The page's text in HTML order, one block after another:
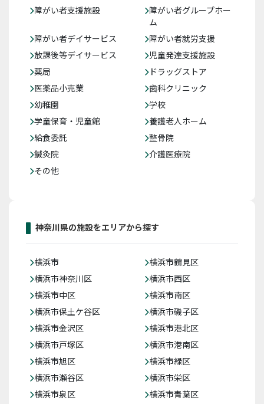
障がい者支援施設
障がい者グループホー
ム
障がい者デイサービス
障がい者就労支援
放課後等デイサービス
児童発達支援施設
薬局
ドラッグストア
医薬品小売業
歯科クリニック
幼稚園
学校
学童保育・児童館
養護老人ホーム
給食委託
整骨院
鍼灸院
介護医療院
その他
神奈川県の施設をエリアから探す
横浜市
横浜市鶴見区
横浜市神奈川区
横浜市西区
横浜市中区
横浜市南区
横浜市保土ケ谷区
横浜市磯子区
横浜市金沢区
横浜市港北区
横浜市戸塚区
横浜市港南区
横浜市旭区
横浜市緑区
横浜市瀬谷区
横浜市栄区
横浜市泉区
横浜市青葉区